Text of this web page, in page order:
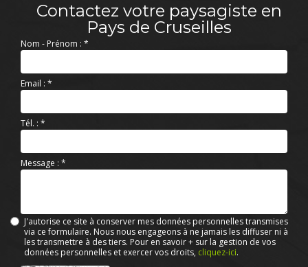
Contactez votre paysagiste en
Pays de Cruseilles
Nom - Prénom : *
Email : *
Tél. : *
Message : *
J'autorise ce site à conserver mes données personnelles transmises
via ce formulaire. Nous nous engageons à ne jamais les diffuser ni à
les transmettre à des tiers. Pour en savoir + sur la gestion de vos
données personnelles et exercer vos droits, cliquez-ici.
Acceptation